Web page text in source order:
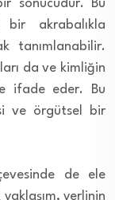
sonucudur. Bu
akrabalıkla
tanımlanabilir.
da ve kimliğin
ifade eder. Bu
ve örgütsel bir
de ele
yaklaşım, yerlinin